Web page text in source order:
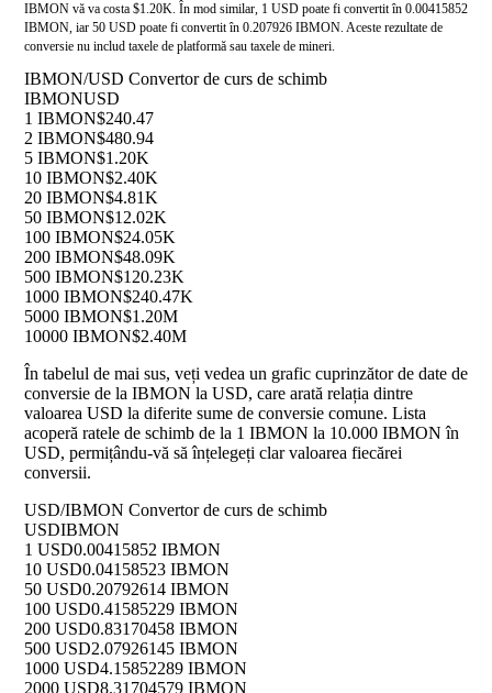
IBMON vă va costa $1.20K. În mod similar, 1 USD poate fi convertit în 0.00415852
IBMON, iar 50 USD poate fi convertit în 0.207926 IBMON. Aceste rezultate de
conversie nu includ taxele de platformă sau taxele de mineri.
IBMON/USD Convertor de curs de schimb
IBMONUSD
1 IBMON$240.47
2 IBMON$480.94
5 IBMON$1.20K
10 IBMON$2.40K
20 IBMON$4.81K
50 IBMON$12.02K
100 IBMON$24.05K
200 IBMON$48.09K
500 IBMON$120.23K
1000 IBMON$240.47K
5000 IBMON$1.20M
10000 IBMON$2.40M
În tabelul de mai sus, veți vedea un grafic cuprinzător de date de
conversie de la IBMON la USD, care arată relația dintre
valoarea USD la diferite sume de conversie comune. Lista
acoperă ratele de schimb de la 1 IBMON la 10.000 IBMON în
USD, permițându-vă să înțelegeți clar valoarea fiecărei
conversii.
USD/IBMON Convertor de curs de schimb
USDIBMON
1 USD0.00415852 IBMON
10 USD0.04158523 IBMON
50 USD0.20792614 IBMON
100 USD0.41585229 IBMON
200 USD0.83170458 IBMON
500 USD2.07926145 IBMON
1000 USD4.15852289 IBMON
2000 USD8.31704579 IBMON